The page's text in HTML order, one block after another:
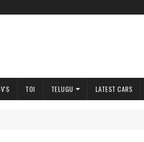
TOI TELUGU LATEST CARS